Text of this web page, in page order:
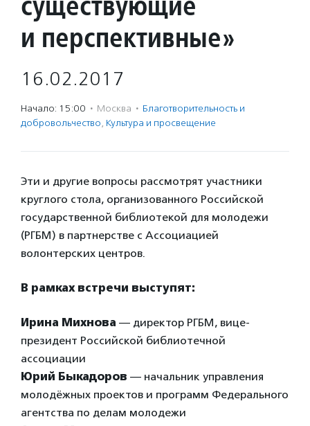
и перспективные»
16.02.2017
Начало: 15:00 · Москва · Благотвори­тель­ность и
доброволь­чест­во, Культура и просвещение
Эти и другие вопросы рассмотрят участники
круглого стола, организованного Российской
государственной библиотекой для молодежи
(РГБМ) в партнерстве с Ассоциацией
волонтерских центров.
В рамках встречи выступят:
Ирина Михнова — директор РГБМ, вице-
президент Российской библиотечной
ассоциации
Юрий Быкадоров — начальник управления
молодёжных проектов и программ Федерального
агентства по делам молодежи